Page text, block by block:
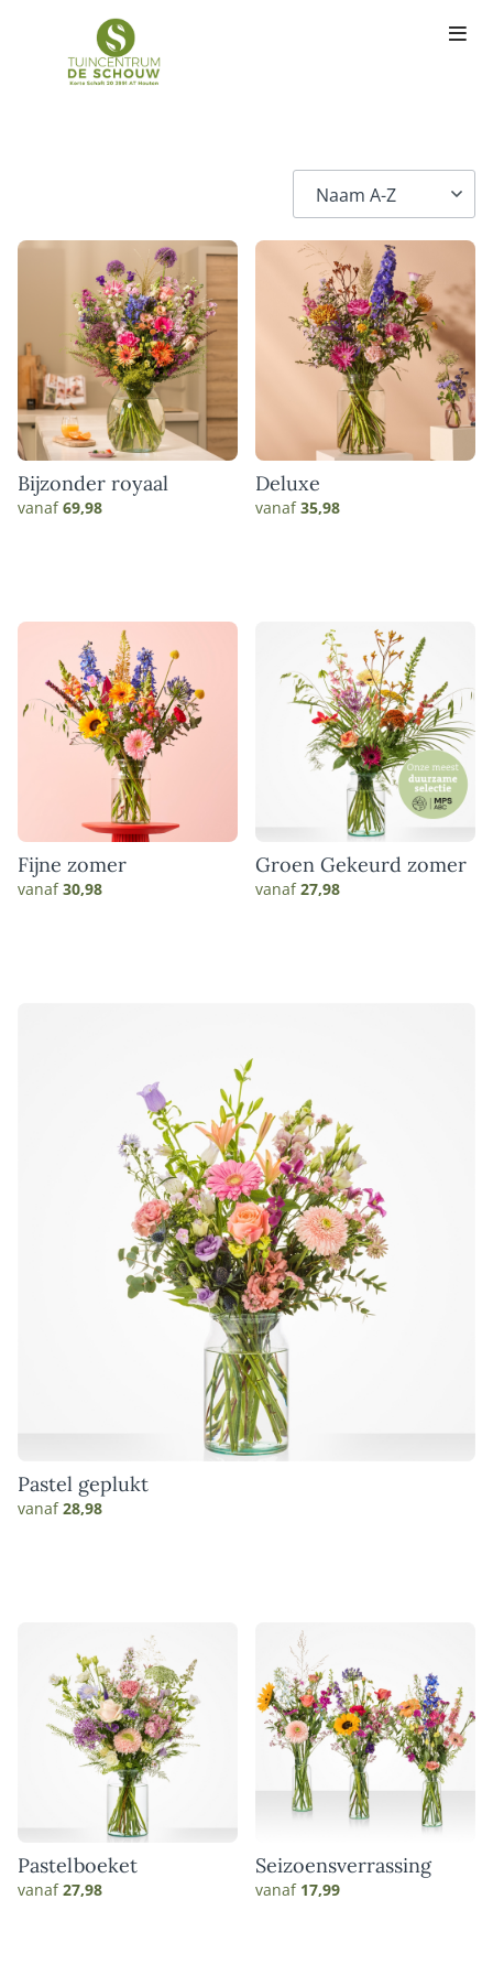
Bijzonder royaal
vanaf69,98
Deluxe
vanaf35,98
Fijne zomer
vanaf30,98
Groen Gekeurd zomer
vanaf27,98
Pastel geplukt
vanaf28,98
Pastelboeket
vanaf27,98
Seizoensverrassing
vanaf 17,99